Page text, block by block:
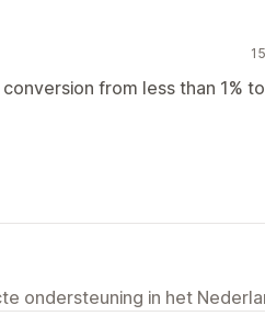
from less than 1%
ondersteuning in het